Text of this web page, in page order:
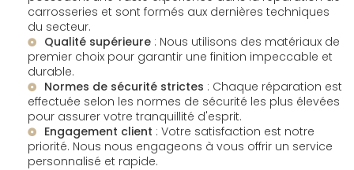
carrosseries et sont formés aux dernières techniques
du secteur.
Qualité supérieure : Nous utilisons des matériaux de
premier choix pour garantir une finition impeccable et
durable.
Normes de sécurité strictes : Chaque réparation est
effectuée selon les normes de sécurité les plus élevées
pour assurer votre tranquillité d'esprit.
Engagement client : Votre satisfaction est notre
priorité. Nous nous engageons à vous offrir un service
personnalisé et rapide.